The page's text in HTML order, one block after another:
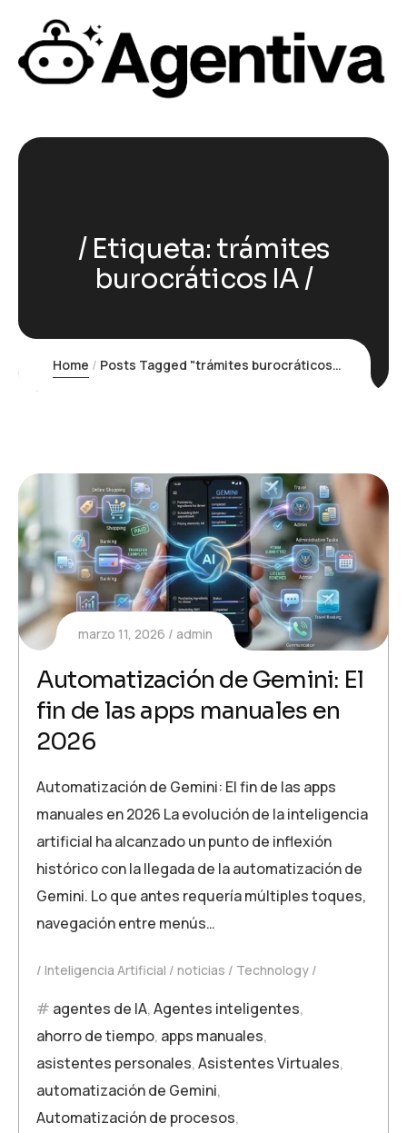
Etiqueta: trámites
burocráticos IA
Home Posts Tagged "trámites burocráticos IA"
marzo 11, 2026 admin
Automatización de Gemini: El
fin de las apps manuales en
2026
Automatización de Gemini: El fin de las apps
manuales en 2026 La evolución de la inteligencia
artificial ha alcanzado un punto de inflexión
histórico con la llegada de la automatización de
Gemini. Lo que antes requería múltiples toques,
navegación entre menús…
Inteligencia Artificial noticias Technology
agentes de IA,Agentes inteligentes,
ahorro de tiempo, apps manuales,
asistentes personales,Asistentes Virtuales,
automatización de Gemini,
Automatización de procesos,